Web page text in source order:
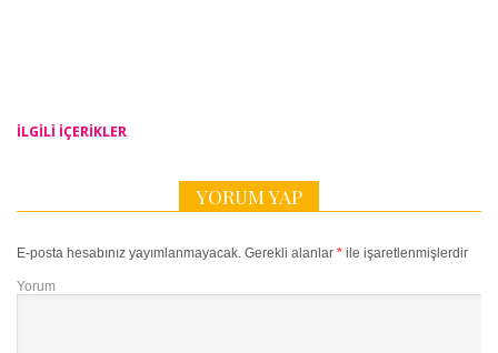
İLGILI IÇERIKLER
YORUM YAP
E-posta hesabınız yayımlanmayacak. Gerekli alanlar * ile işaretlenmişlerdir
Yorum